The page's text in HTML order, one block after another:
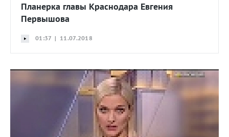
Планерка главы Краснодара Евгения
Первышова
01:37 | 11.07.2018